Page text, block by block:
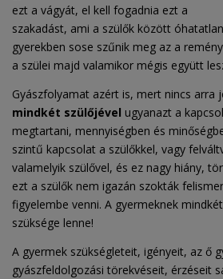
ezt a vágyát, el kell fogadnia ezt a
szakadást, ami a szülők között
gyerekben sose szűnik meg az a
a szülei majd valamikor mégis együtt
Gyászfolyamat azért is, mert nincs arra
mindkét szülőjével ugyanazt a
megtartani, mennyiségben és
szintű kapcsolat a szülőkkel, vagy
valamelyik szülővel, és ez nagy hiány,
ezt a szülők nem igazán szokták
figyelembe venni. A gyermeknek
szüksége lenne!
A gyermek szükségleteit, igényeit, az ő
gyászfeldolgozási törekvéseit, érzéseit